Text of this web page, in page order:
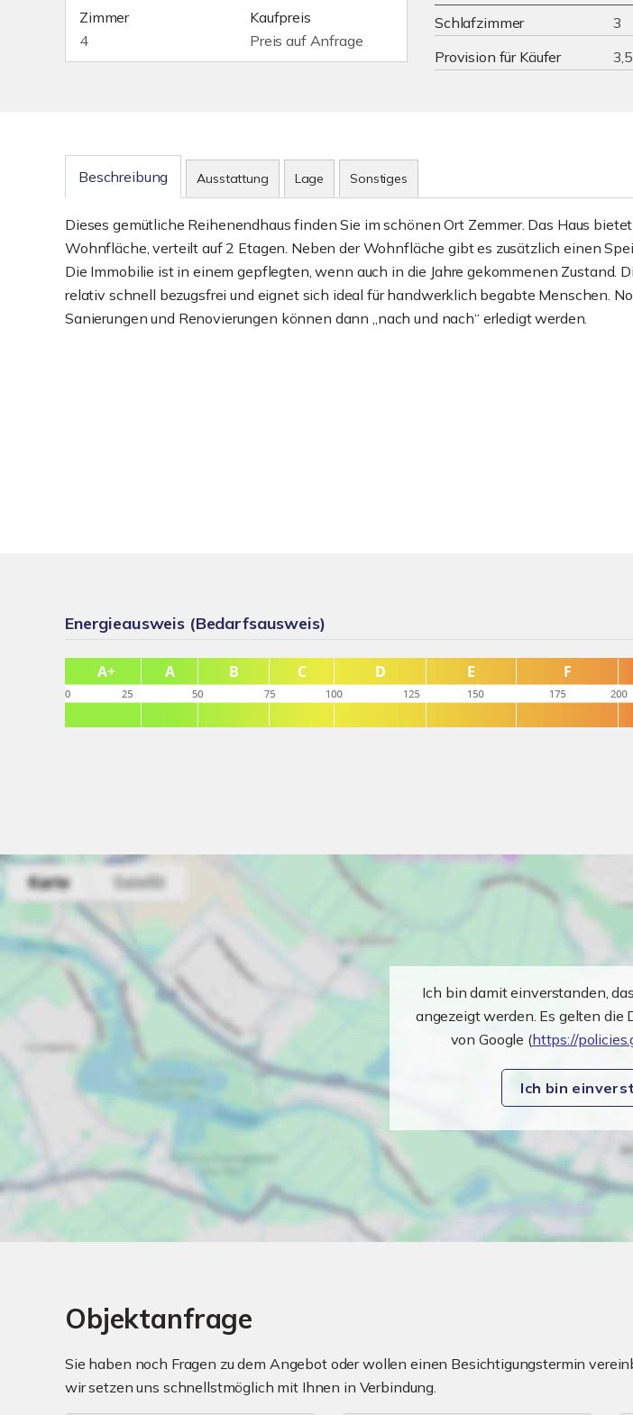
Zimmer
4
Kaufpreis
Preis auf Anfrage
Schlafzimmer 3
Provision für Käufer
Beschreibung Ausstattung Lage Sonstiges
Dieses gemütliche Reihenendhaus finden Sie im schönen Ort Zemmer. Das Haus
Wohnfläche, verteilt auf 2 Etagen. Neben der Wohnfläche gibt es zusätzlich einen
Die Immobilie ist in einem gepflegten, wenn auch in die Jahre gekommenen Zustand.
relativ schnell bezugsfrei und eignet sich ideal für handwerklich begabte Menschen.
Sanierungen und Renovierungen können dann „nach und nach“ erledigt werden.
Energieausweis (Bedarfsausweis)
Ich bin damit einverstanden,
angezeigt werden. Es gelten die
von Google (https://
Ich bin
Objektanfrage
Sie haben noch Fragen zu dem Angebot oder wollen einen Besichtigungstermin
wir setzen uns schnellstmöglich mit Ihnen in Verbindung.